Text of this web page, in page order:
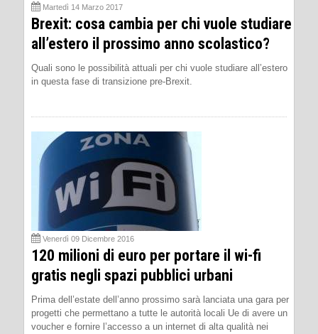
Martedì 14 Marzo 2017
Brexit: cosa cambia per chi vuole studiare
all’estero il prossimo anno scolastico?
Quali sono le possibilità attuali per chi vuole studiare all’estero
in questa fase di transizione pre-Brexit.
Venerdì 09 Dicembre 2016
120 milioni di euro per portare il wi-fi
gratis negli spazi pubblici urbani
Prima dell’estate dell’anno prossimo sarà lanciata una gara per
progetti che permettano a tutte le autorità locali Ue di avere un
voucher e fornire l’accesso a un internet di alta qualità nei